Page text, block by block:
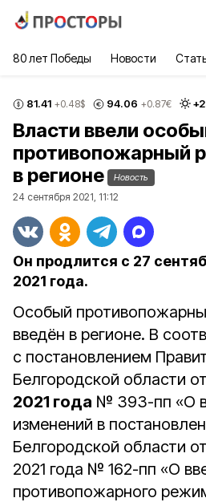
80 лет Победы Новости
81.41 +0.48$ 94.06 +0.87€ +
Власти ввели
противопожарный
в регионе
Новость
24 сентября 2021, 11:12
Он продлится с 27
2021 года.
Особый
введён в регионе. В
с постановлением
Белгородской области от
2021 года № 393-пп «О
изменений в
Белгородской области
2021 года № 162-пп «О
противопожарного